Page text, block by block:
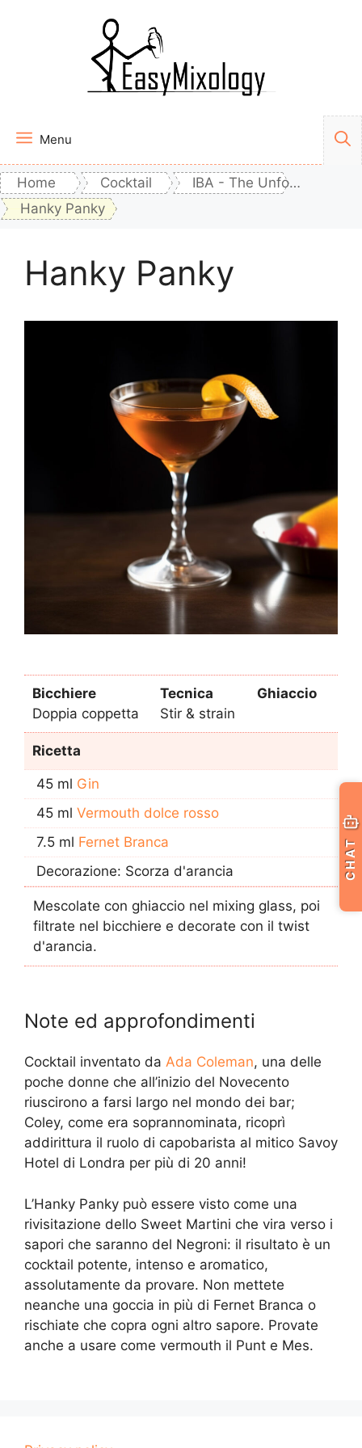
Menu
Home Cocktail
IBA - The Unforgettables
Hanky Panky
Hanky Panky
Bicchiere
Doppia coppetta
Tecnica
Stir & strain
Ghiaccio
Ricetta
45 ml Gin
45 ml Vermouth dolce rosso
7.5 ml Fernet Branca
Decorazione: Scorza d'arancia
Mescolate con ghiaccio nel mixing glass, poi
filtrate nel bicchiere e decorate con il twist
d'arancia.
Note ed approfondimenti
Cocktail inventato da Ada Coleman, una delle
poche donne che all’inizio del Novecento
riuscirono a farsi largo nel mondo dei bar;
Coley, come era soprannominata, ricoprì
addirittura il ruolo di capobarista al mitico Savoy
Hotel di Londra per più di 20 anni!
L’Hanky Panky può essere visto come una
rivisitazione dello Sweet Martini che vira verso i
sapori che saranno del Negroni: il risultato è un
cocktail potente, intenso e aromatico,
assolutamente da provare. Non mettete
neanche una goccia in più di Fernet Branca o
rischiate che copra ogni altro sapore. Provate
anche a usare come vermouth il Punt e Mes.
CHAT